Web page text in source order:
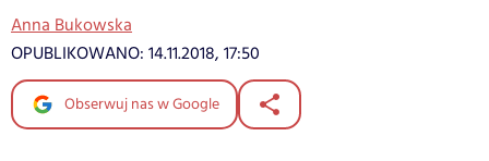
Anna Bukowska
OPUBLIKOWANO: 14.11.2018, 17:50
Obserwuj nas w Google